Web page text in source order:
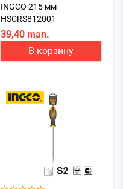
INGCO 215 мм
HSCRS812001
39,40 man.
В корзину